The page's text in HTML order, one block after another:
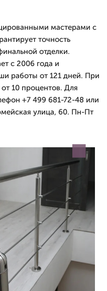
мастерами с
точность
отделки.
с 2006 года и
работы от 121 дней. При
10 процентов. Для
+7 499 681-72-48 или
улица, 60. Пн-Пт